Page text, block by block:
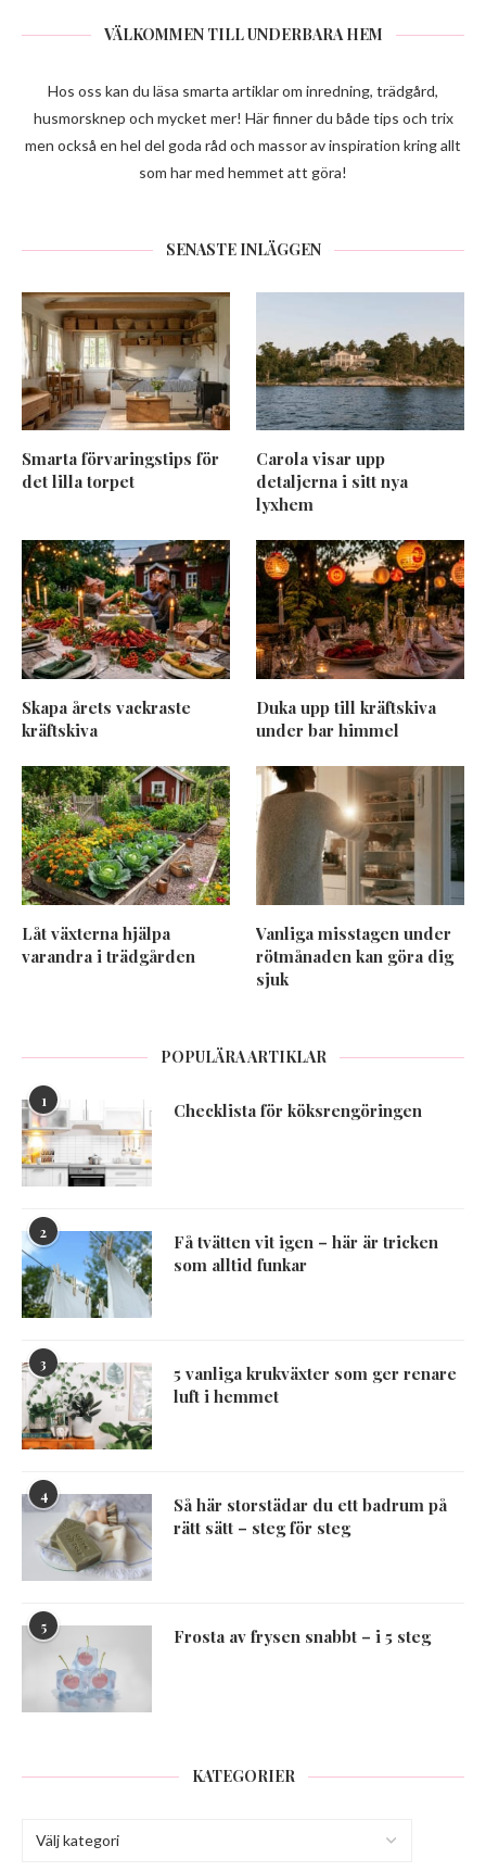
VÄLKOMMEN TILL UNDERBARA HEM
Hos oss kan du läsa smarta artiklar om inredning, trädgård,
husmorsknep och mycket mer! Här finner du både tips och trix
men också en hel del goda råd och massor av inspiration kring allt
som har med hemmet att göra!
SENASTE INLÄGGEN
Smarta förvaringstips för
det lilla torpet
Carola visar upp
detaljerna i sitt nya
lyxhem
Skapa årets vackraste
kräftskiva
Duka upp till kräftskiva
under bar himmel
Låt växterna hjälpa
varandra i trädgården
Vanliga misstagen under
rötmånaden kan göra dig
sjuk
POPULÄRA ARTIKLAR
1 Checklista för köksrengöringen
2
Få tvätten vit igen – här är tricken
som alltid funkar
3
5 vanliga krukväxter som ger renare
luft i hemmet
4
Så här storstädar du ett badrum på
rätt sätt – steg för steg
5 Frosta av frysen snabbt – i 5 steg
KATEGORIER